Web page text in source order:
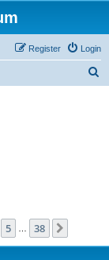
Login
Register
5 … 38